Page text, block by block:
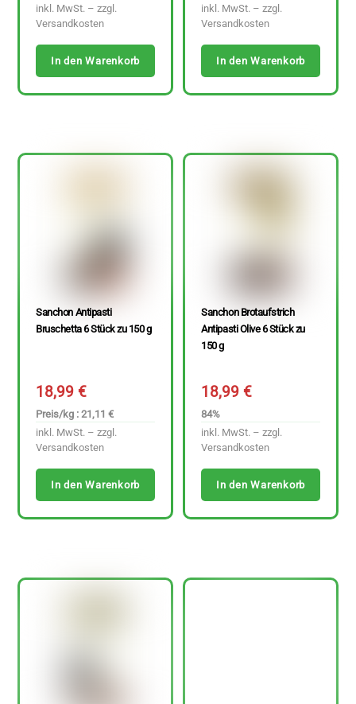
inkl. MwSt. – zzgl.
Versandkosten
In den Warenkorb
inkl. MwSt. – zzgl.
Versandkosten
In den Warenkorb
Sanchon Antipasti
Bruschetta 6 Stück zu 150 g
18,99€
Preis/kg : 21,11 €
inkl. MwSt. – zzgl.
Versandkosten
In den Warenkorb
Sanchon Brotaufstrich
Antipasti Olive 6 Stück zu
150 g
18,99€
84%
inkl. MwSt. – zzgl.
Versandkosten
In den Warenkorb